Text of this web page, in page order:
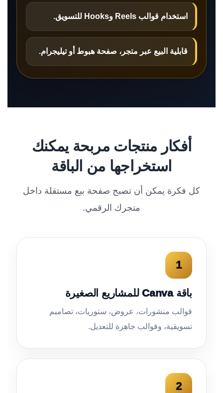
استخدام قوالب Reels وHooks للتسويق.
قابلية البيع عبر متجر، صفحة هبوط أو تيليجرام.
أفكار منتجات مربحة يمكنك
استخراجها من الباقة
كل فكرة يمكن أن تصبح صفحة بيع مستقلة داخل
متجرك الرقمي.
1
باقة Canva للمشاريع الصغيرة
قوالب منشورات، عروض، ستوريات، تصاميم
تسويقية، وقوالب جاهزة للتعديل.
2